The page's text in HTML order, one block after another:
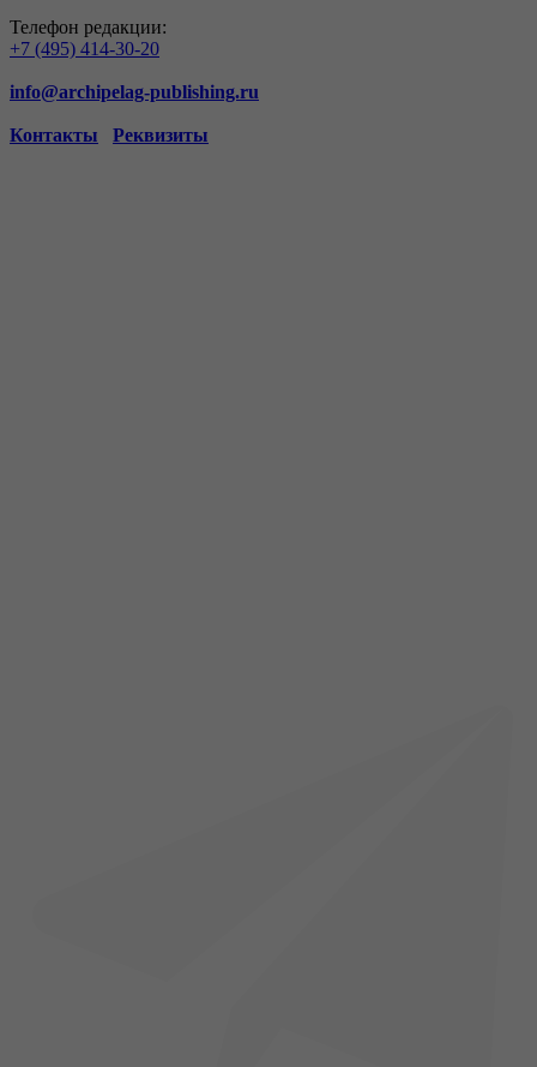
Телефон редакции:
+7 (495) 414-30-20
info@archipelag-publishing.ru
Контакты Реквизиты